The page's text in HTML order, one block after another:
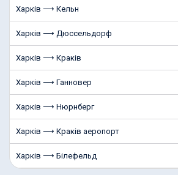
Харків ⟶ Кельн
Харків ⟶ Дюссельдорф
Харків ⟶ Краків
Харків ⟶ Ганновер
Харків ⟶ Нюрнберг
Харків ⟶ Краків аеропорт
Харків ⟶ Білефельд